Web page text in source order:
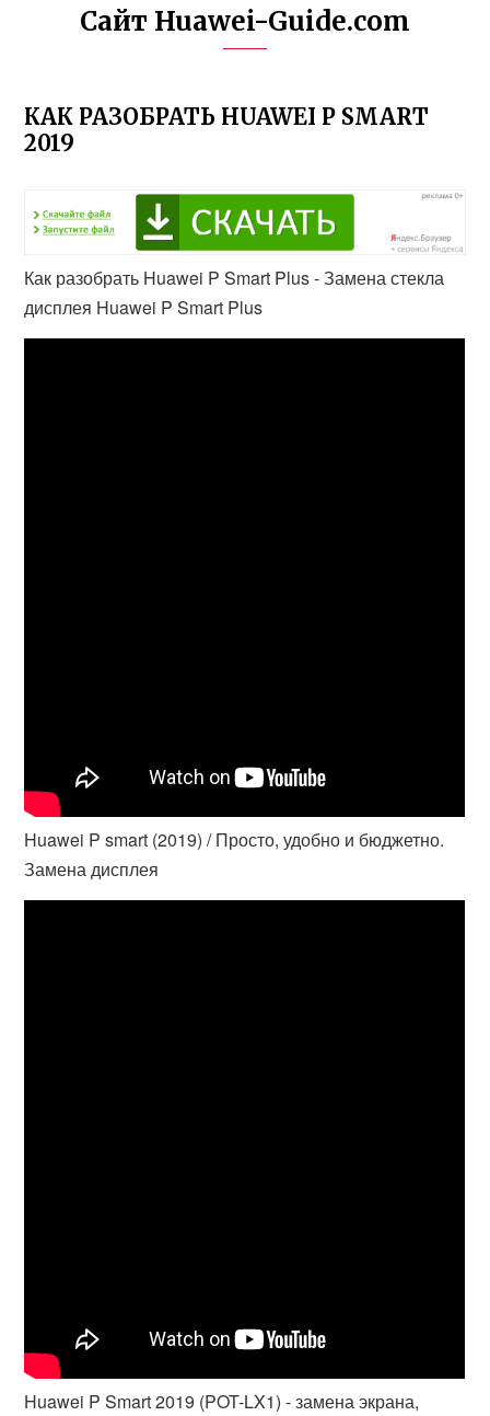
Сайт Huawei-Guide.com
КАК РАЗОБРАТЬ HUAWEI P SMART
2019
Как разобрать Huawei P Smart Plus - Замена стекла
дисплея Huawei P Smart Plus
Huawei P smart (2019) / Просто, удобно и бюджетно.
Замена дисплея
Huawei P Smart 2019 (POT-LX1) - замена экрана,